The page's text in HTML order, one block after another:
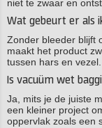
niet te zwaar en
Wat gebeurt er als
Zonder bleeder blijft
maakt het product
tussen hars en vezel.
Is vacuüm wet
Ja, mits je de juiste
een kleiner project
oppervlak zoals een